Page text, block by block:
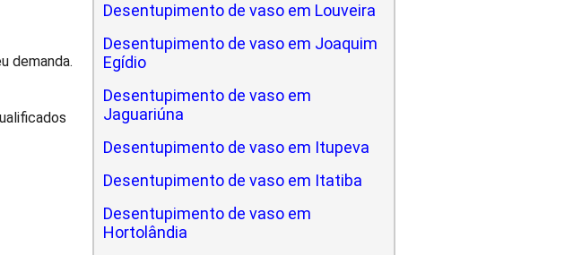
demanda.
Desentupimento de vaso em Louveira
Desentupimento de vaso em Joaquim
Egídio
Desentupimento de vaso em
Jaguariúna
Desentupimento de vaso em Itupeva
Desentupimento de vaso em Itatiba
Desentupimento de vaso em
Hortolândia